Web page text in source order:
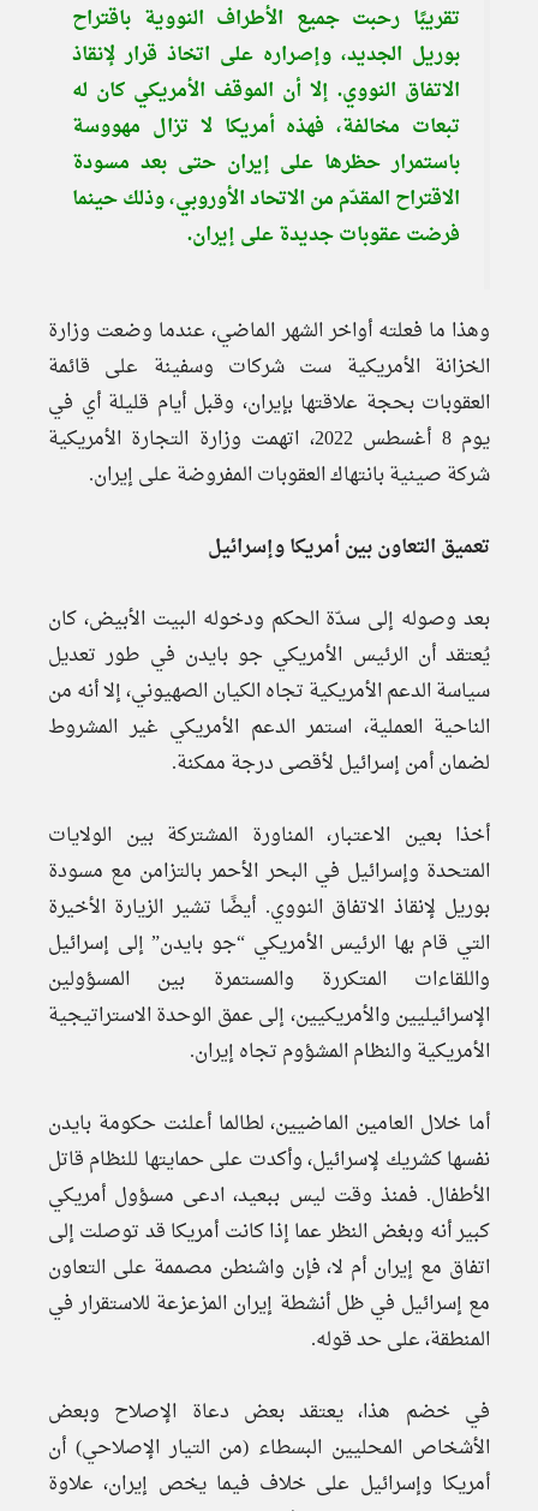
تقريبًا رحبت جميع الأطراف النووية باقتراح
بوريل الجديد، وإصراره على اتخاذ قرار لإنقاذ
الاتفاق النووي. إلا أن الموقف الأمريكي كان له
تبعات مخالفة، فهذه أمريكا لا تزال مهووسة
باستمرار حظرها على إيران حتى بعد مسودة
الاقتراح المقدّم من الاتحاد الأوروبي، وذلك حينما
فرضت عقوبات جديدة على إيران.
وهذا ما فعلته أواخر الشهر الماضي، عندما وضعت وزارة
الخزانة الأمريكية ست شركات وسفينة على قائمة
العقوبات بحجة علاقتها بإيران، وقبل أيام قليلة أي في
يوم 8 أغسطس 2022، اتهمت وزارة التجارة الأمريكية
شركة صينية بانتهاك العقوبات المفروضة على إيران.
تعميق التعاون بين أمريكا وإسرائيل
بعد وصوله إلى سدّة الحكم ودخوله البيت الأبيض، كان
يُعتقد أن الرئيس الأمريكي جو بايدن في طور تعديل
سياسة الدعم الأمريكية تجاه الكيان الصهيوني، إلا أنه من
الناحية العملية، استمر الدعم الأمريكي غير المشروط
لضمان أمن إسرائيل لأقصى درجة ممكنة.
أخذا بعين الاعتبار، المناورة المشتركة بين الولايات
المتحدة وإسرائيل في البحر الأحمر بالتزامن مع مسودة
بوريل لإنقاذ الاتفاق النووي. أيضًا تشير الزيارة الأخيرة
التي قام بها الرئيس الأمريكي “جو بايدن” إلى إسرائيل
واللقاءات المتكررة والمستمرة بين المسؤولين
الإسرائيليين والأمريكيين، إلى عمق الوحدة الاستراتيجية
الأمريكية والنظام المشؤوم تجاه إيران.
أما خلال العامين الماضيين، لطالما أعلنت حكومة بايدن
نفسها كشريك لإسرائيل، وأكدت على حمايتها للنظام قاتل
الأطفال. فمنذ وقت ليس ببعيد، ادعى مسؤول أمريكي
كبير أنه وبغض النظر عما إذا كانت أمريكا قد توصلت إلى
اتفاق مع إيران أم لا، فإن واشنطن مصممة على التعاون
مع إسرائيل في ظل أنشطة إيران المزعزعة للاستقرار في
المنطقة، على حد قوله.
في خضم هذا، يعتقد بعض دعاة الإصلاح وبعض
الأشخاص المحليين البسطاء (من التيار الإصلاحي) أن
أمريكا وإسرائيل على خلاف فيما يخص إيران، علاوة